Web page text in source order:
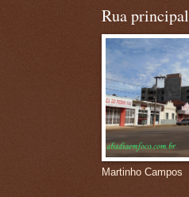
Rua principal
Martinho Campos